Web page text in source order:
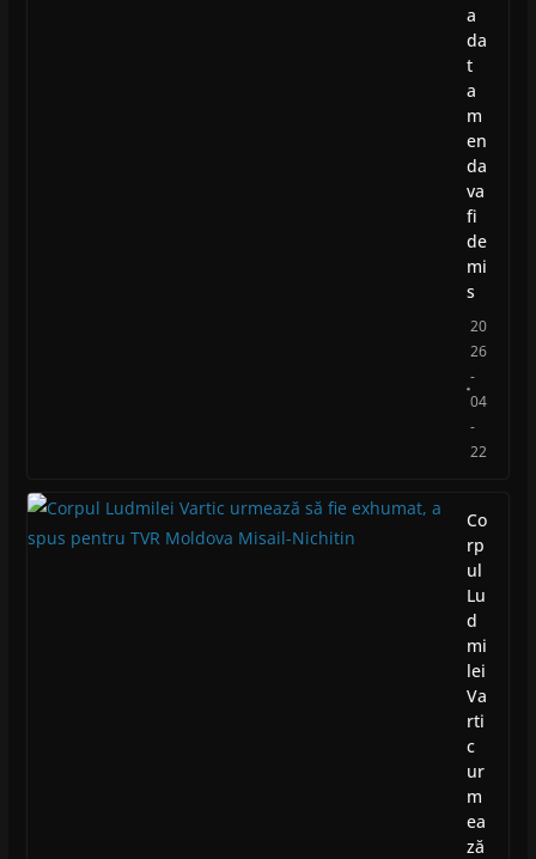
a
da
t
a
m
en
da
va
fi
de
mi
s
20
26
-
04
-
22
Co
rp
ul
Lu
d
mi
lei
Va
rti
c
ur
m
ea
ză